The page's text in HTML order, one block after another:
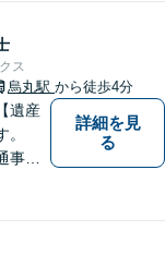
ス
烏丸駅 から徒歩4分
遺産
事故
ン
詳細を見
る